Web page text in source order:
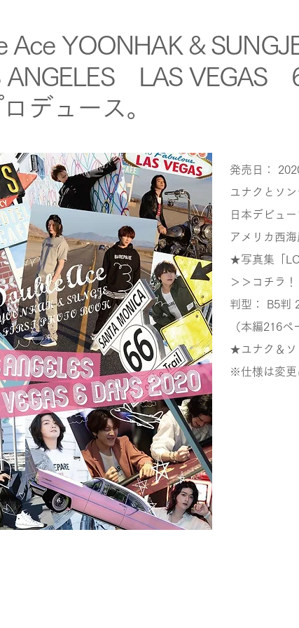
Ace YOONHAK &
ANGELES LAS VEGAS
デュース。
発売日：
ユナクとソ
日本デビュ
アメリカ西
★写真集「
＞＞コチラ！
判型： B5判
（本編216
★ユナク＆ソ
※仕様は変更